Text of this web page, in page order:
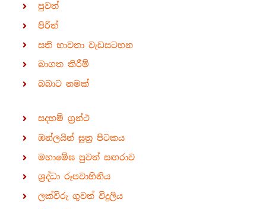
පුවත්
පිරිත්
සති භාවනා වැඩසටහන
බාගත කිරීම්
බබාට නමක්
සදහම් ග්‍රන්ථ
ඔන්ලයින් සූත්‍ර පිටකය
මහාමේඝ පුවත් සඟරාව
ශ්‍රද්ධා රූපවාහිනිය
ලක්විරු ගුවන් විදුලිය